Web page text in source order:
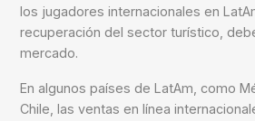
los jugadores internacionales en
recuperación del sector turístico,
mercado.
En algunos países de LatAm, como
Chile , las ventas en línea